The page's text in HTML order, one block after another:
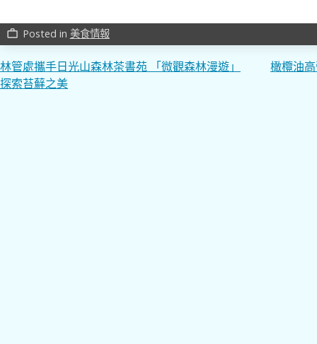
work_outline Posted in 美食情報
文
章
林管處攜手日光山森林茶書苑 「微觀森林漫遊」
探索苔蘚之美
橄欖油